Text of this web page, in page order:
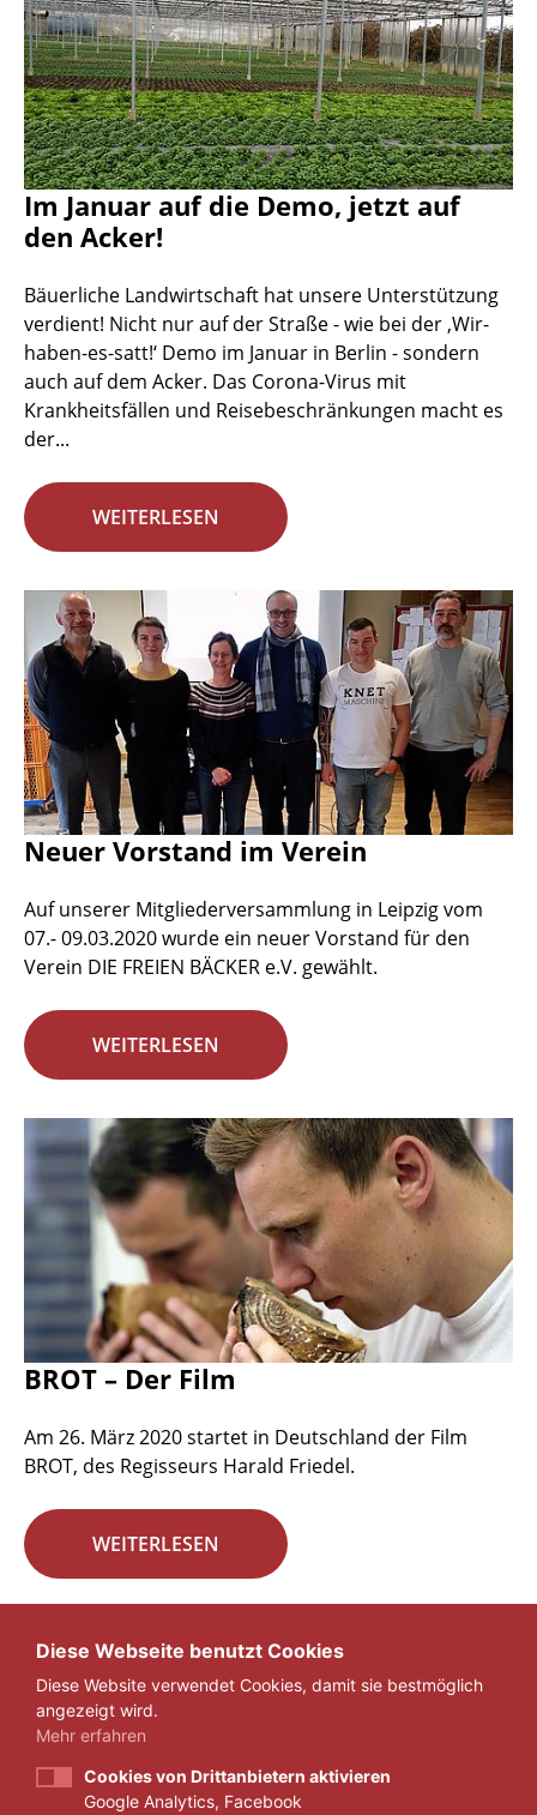
Im Januar auf die Demo, jetzt auf
den Acker!
Bäuerliche Landwirtschaft hat unsere Unterstützung
verdient! Nicht nur auf der Straße - wie bei der ‚Wir-
haben-es-satt!‘ Demo im Januar in Berlin - sondern
auch auf dem Acker. Das Corona-Virus mit
Krankheitsfällen und Reisebeschränkungen macht es
der...
WEITERLESEN
Neuer Vorstand im Verein
Auf unserer Mitgliederversammlung in Leipzig vom
07.- 09.03.2020 wurde ein neuer Vorstand für den
Verein DIE FREIEN BÄCKER e.V. gewählt.
WEITERLESEN
BROT – Der Film
Am 26. März 2020 startet in Deutschland der Film
BROT, des Regisseurs Harald Friedel.
WEITERLESEN
« 1 ... 21 22 23 ... 29 »
Diese Webseite benutzt Cookies
Diese Website verwendet Cookies, damit sie bestmöglich
angezeigt wird.
Mehr erfahren
Cookies von Drittanbietern aktivieren
Google Analytics, Facebook